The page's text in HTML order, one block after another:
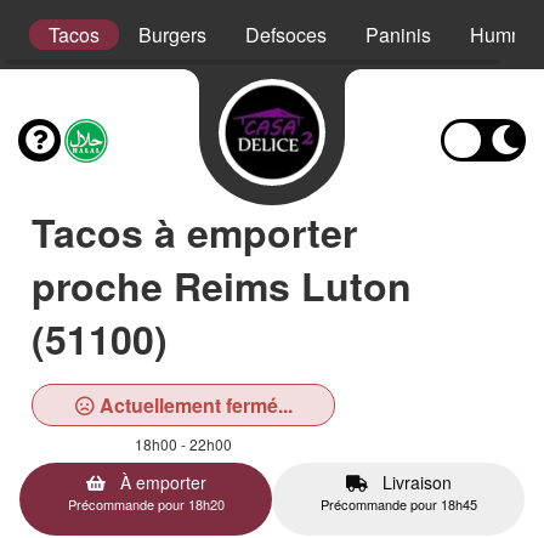
Tacos Burgers Defsoces Paninis
Tacos à emporter
proche Reims Luton
(51100)
Actuellement fermé...
18h00 - 22h00
À emporter
Précommande pour 18h20
Livraison
Précommande pour 18h45